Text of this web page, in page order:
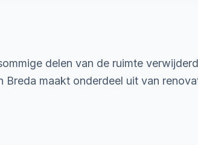
delen van de ruimte
maakt onderdeel uit van